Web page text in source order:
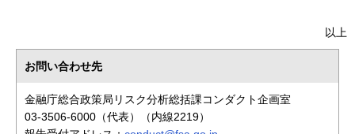
以上
お問い合わせ先
金融庁総合政策局リスク分析総括課コンダクト企画室
03-3506-6000（代表）（内線2219）